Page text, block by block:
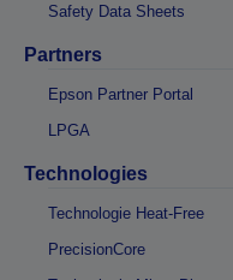
Safety Data Sheets
Partners
Epson Partner Portal
LPGA
Technologies
Technologie Heat-Free
PrecisionCore